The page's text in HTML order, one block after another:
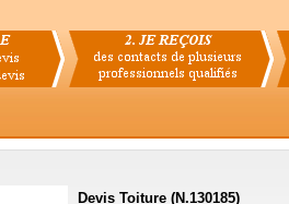
Devis Toiture (N.130185)